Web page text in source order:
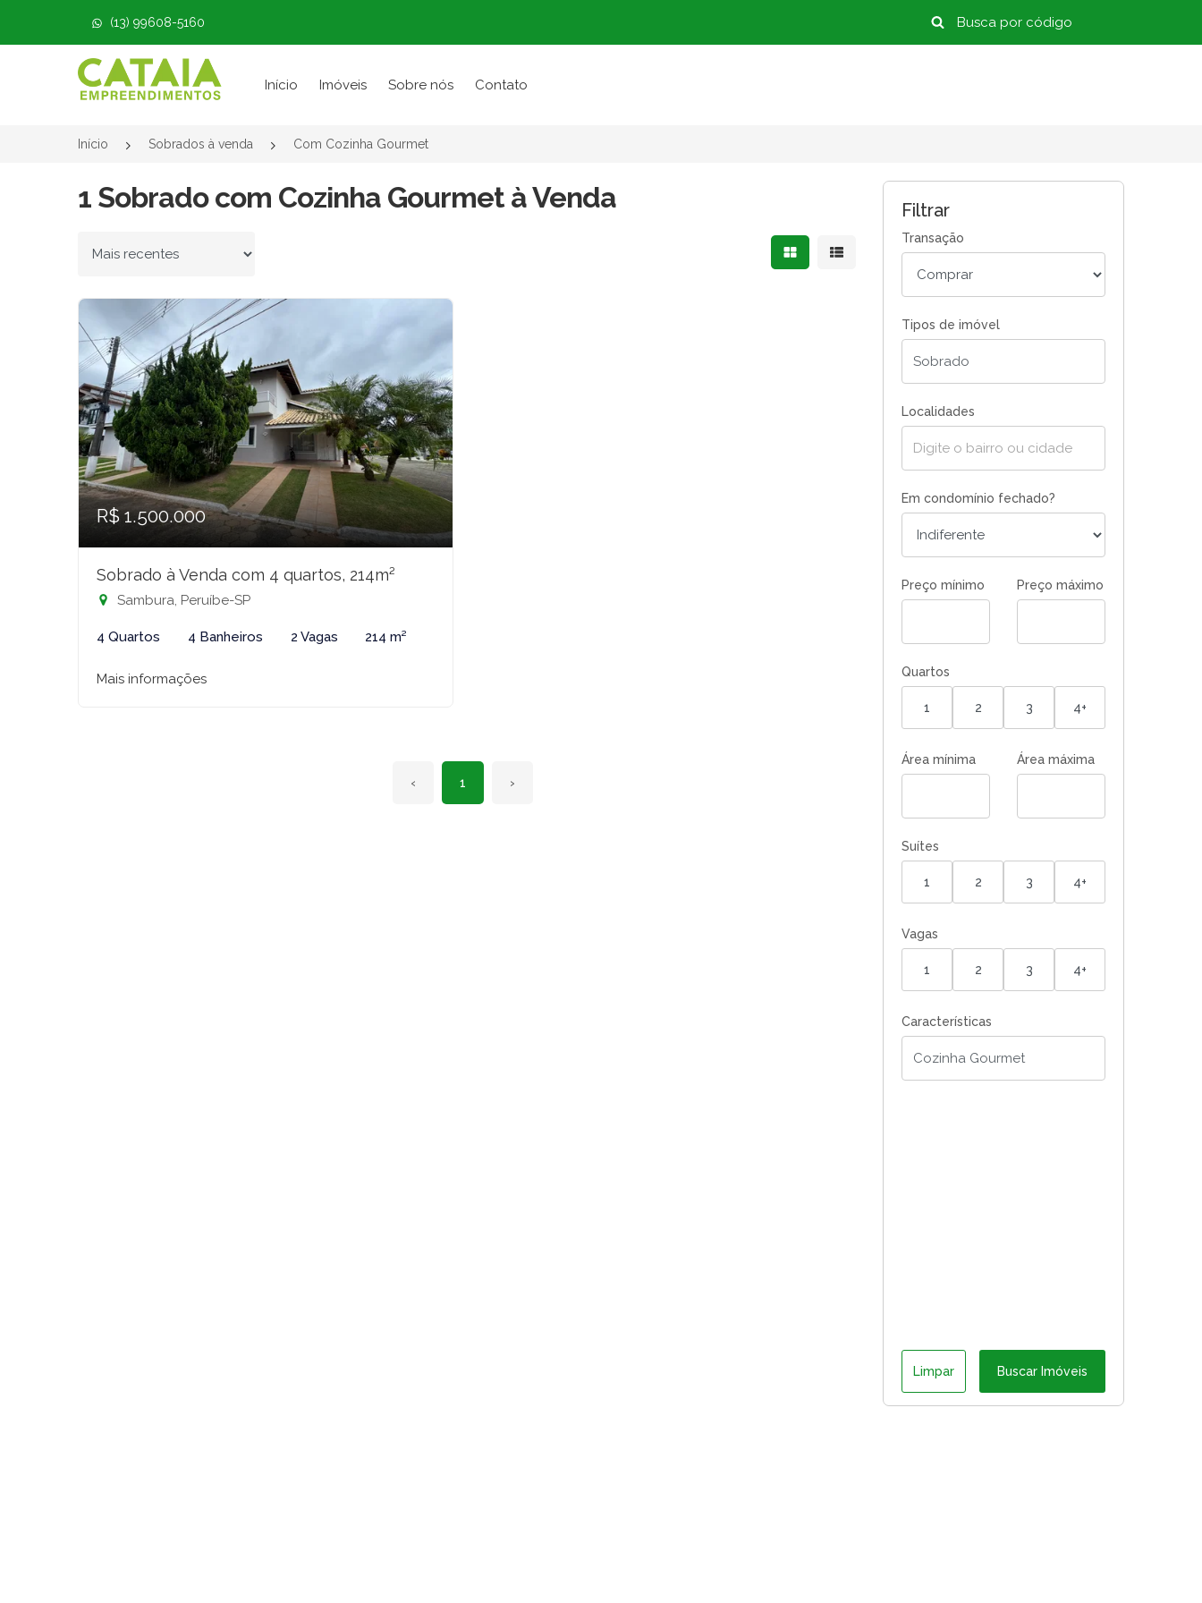
(13) 99608-5160
Página inicial
Início Imóveis Sobre nós Contato
Início Sobrados à venda Com Cozinha Gourmet
1 Sobrado com Cozinha Gourmet à Venda
Ordenar por Mostrar resultados em grade
Mostrar resultados em lista
R$ 1.500.000
Sobrado à Venda com 4 quartos, 214m²
Sambura, Peruíbe-SP
4 Quartos 4 Banheiros 2 Vagas 214 m²
Mais informações
‹ 1 ›
Filtrar
Transação
Tipos de imóvel
Localidades
Em condomínio fechado?
Preço mínimo Preço máximo
Quartos
1 2 3 4+
Área mínima Área máxima
Suítes
1 2 3 4+
Vagas
1 2 3 4+
Características
Limpar Buscar Imóveis